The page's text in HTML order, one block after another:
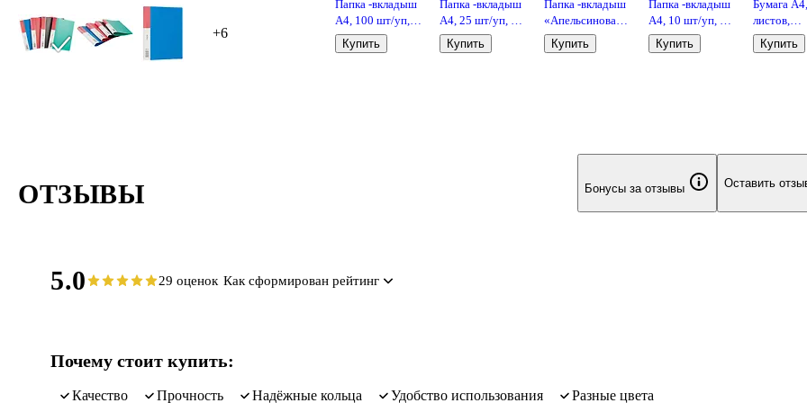
+6
Папка -вкладыш
А4, 100 шт/уп,
30 мкм, гладкая,
GoodMark
Купить
Папка -вкладыш
А4, 25 шт/уп, 30
мкм, гладкая,
GoodMark
Купить
Папка -вкладыш
«Апельсиновая
корка» А4, 100
шт/уп, 40 мкм,
Купить
Папка -вкладыш
А4, 10 шт/уп, 30
мкм, гладкая,
GoodMark
Купить
Бумага А4,
листов,
Svetocopy
Купить
ОТЗЫВЫ Бонусы за отзывы Оставить
5.0 29 оценок Как сформирован рейтинг
Почему стоит купить:
качество прочность надёжные кольца удобство использования
разные цвета